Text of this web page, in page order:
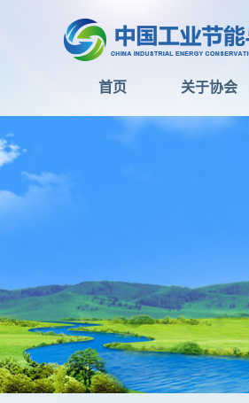
首页 关于协会